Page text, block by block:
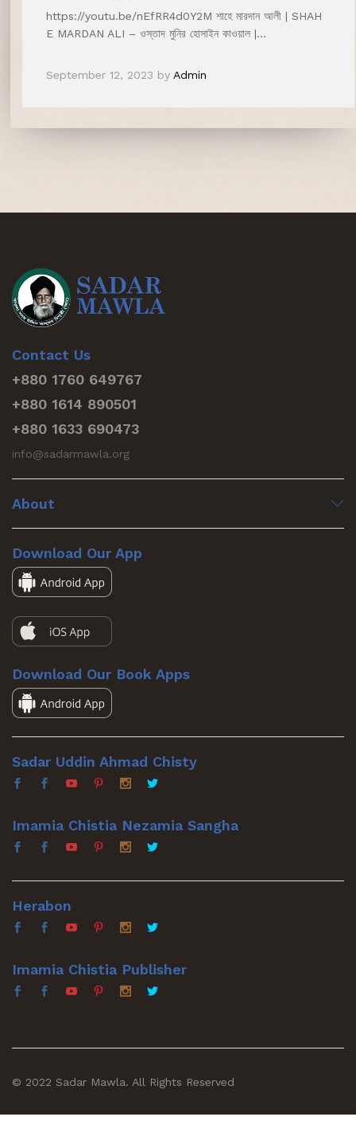
https://youtu.be/nEfRR4d0Y2M শাহে মারদান আলী | SHAH
E MARDAN ALI – ওস্তাদ মুনির হোসাইন কাওয়াল |…
September 12, 2023 by Admin
Contact Us
+880 1760 649767
+880 1614 890501
+880 1633 690473
info@sadarmawla.org
About
Download Our App
Download Our Book Apps
Sadar Uddin Ahmad Chisty
Imamia Chistia Nezamia Sangha
Herabon
Imamia Chistia Publisher
© 2022 Sadar Mawla. All Rights Reserved